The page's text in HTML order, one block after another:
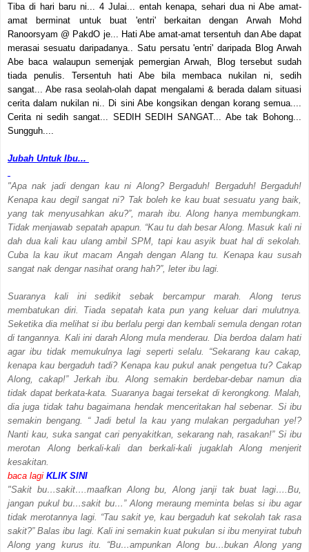
Tiba di hari baru ni... 4 Julai... entah kenapa, sehari dua ni Abe amat-
amat berminat untuk buat 'entri' berkaitan dengan Arwah Mohd
Ranoorsyam @ PakdO je... Hati Abe amat-amat tersentuh dan Abe dapat
merasai sesuatu daripadanya.. Satu persatu 'entri' daripada Blog Arwah
Abe baca walaupun semenjak pemergian Arwah, Blog tersebut sudah
tiada penulis. Tersentuh hati Abe bila membaca nukilan ni, sedih
sangat... Abe rasa seolah-olah dapat mengalami & berada dalam situasi
cerita dalam nukilan ni.. Di sini Abe kongsikan dengan korang semua....
Cerita ni sedih sangat... SEDIH SEDIH SANGAT... Abe tak Bohong...
Sungguh....
Jubah Untuk Ibu...
"Apa nak jadi dengan kau ni Along? Bergaduh! Bergaduh! Bergaduh!
Kenapa kau degil sangat ni? Tak boleh ke kau buat sesuatu yang baik,
yang tak menyusahkan aku?”, marah ibu. Along hanya membungkam.
Tidak menjawab sepatah apapun. “Kau tu dah besar Along. Masuk kali ni
dah dua kali kau ulang ambil SPM, tapi kau asyik buat hal di sekolah.
Cuba la kau ikut macam Angah dengan Alang tu. Kenapa kau susah
sangat nak dengar nasihat orang hah?”, leter ibu lagi.
Suaranya kali ini sedikit sebak bercampur marah. Along terus
membatukan diri. Tiada sepatah kata pun yang keluar dari mulutnya.
Seketika dia melihat si ibu berlalu pergi dan kembali semula dengan rotan
di tangannya. Kali ini darah Along mula menderau. Dia berdoa dalam hati
agar ibu tidak memukulnya lagi seperti selalu. “Sekarang kau cakap,
kenapa kau bergaduh tadi? Kenapa kau pukul anak pengetua tu? Cakap
Along, cakap!” Jerkah ibu. Along semakin berdebar-debar namun dia
tidak dapat berkata-kata. Suaranya bagai tersekat di kerongkong. Malah,
dia juga tidak tahu bagaimana hendak menceritakan hal sebenar. Si ibu
semakin bengang. “ Jadi betul la kau yang mulakan pergaduhan ye!?
Nanti kau, suka sangat cari penyakitkan, sekarang nah, rasakan!” Si ibu
merotan Along berkali-kali dan berkali-kali jugaklah Along menjerit
kesakitan.
baca lagi KLIK SINI
"Sakit bu…sakit….maafkan Along bu, Along janji tak buat lagi….Bu,
jangan pukul bu…sakit bu…” Along meraung meminta belas si ibu agar
tidak merotannya lagi. “Tau sakit ye, kau bergaduh kat sekolah tak rasa
sakit?” Balas ibu lagi. Kali ini semakin kuat pukulan si ibu menyirat tubuh
Along yang kurus itu. “Bu…ampunkan Along bu…bukan Along yang